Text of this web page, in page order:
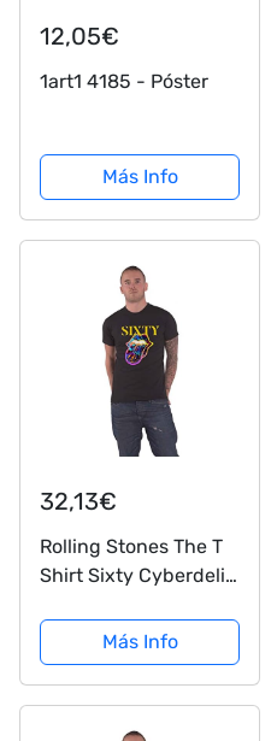
12,05€
1art1 4185 - Póster
Más Info
32,13€
Rolling Stones The T
Shirt Sixty Cyberdelic
Hombres Negro,
Negro, S
Más Info